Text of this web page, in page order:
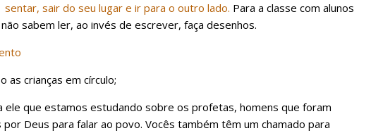
sentar, sair do seu lugar e ir para o outro lado. Para a classe com alunos
sabem ler, ao invés de escrever, faça desenhos.
as crianças em círculo;
ele que estamos estudando sobre os profetas, homens que foram
por Deus para falar ao povo. Vocês também têm um chamado para